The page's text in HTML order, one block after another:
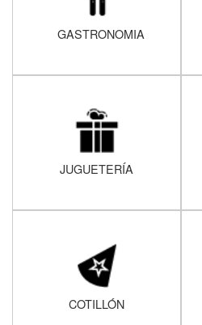
GASTRONOMIA
JUGUETERÍA
COTILLÓN